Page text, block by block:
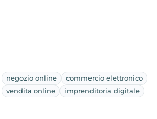
negozio online
commercio elettronico
vendita online
imprenditoria digitale